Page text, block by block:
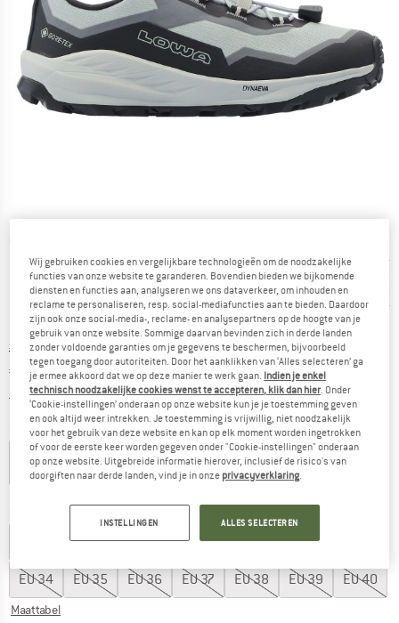
Oorspronkelijke prijs :
€ 89,95
Prijs:
€ 66,56 incl. BTW
excl. VerzendkostenInformatie over de verzendkosten. Opent in een
Kleur:Black / Grey
EU28 EU29 EU 30 EU31 EU32
EU34 EU35 EU36 EU37 EU38 EU39 EU40
Maattabel
Wij gebruiken cookies en vergelijkbare technologieën om de noodzakelijke
functies van onze website te garanderen. Bovendien bieden we bijkomende
diensten en functies aan, analyseren we ons dataverkeer, om inhouden en
reclame te personaliseren, resp. social-mediafuncties aan te bieden. Daardoor
zijn ook onze social-media-, reclame- en analysepartners op de hoogte van je
gebruik van onze website. Sommige daarvan bevinden zich in derde landen
zonder voldoende garanties om je gegevens te beschermen, bijvoorbeeld
tegen toegang door autoriteiten. Door het aanklikken van ‘Alles selecteren’ ga
je ermee akkoord dat we op deze manier te werk gaan. Indien je enkel
technisch noodzakelijke cookies wenst te accepteren, klik dan hier. Onder
‘Cookie-instellingen’ onderaan op onze website kun je je toestemming geven
en ook altijd weer intrekken. Je toestemming is vrijwillig, niet noodzakelijk
voor het gebruik van deze website en kan op elk moment worden ingetrokken
of voor de eerste keer worden gegeven onder "Cookie-instellingen" onderaan
op onze website. Uitgebreide informatie hierover, inclusief de risico's van
doorgiften naar derde landen, vind je in onze privacyverklaring.
INSTELLINGEN ALLES SELECTEREN